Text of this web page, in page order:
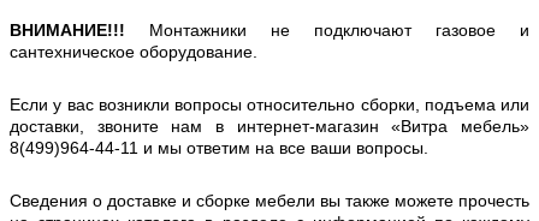
ВНИМАНИЕ!!! Монтажники не подключают газовое и
сантехническое оборудование.
Если у вас возникли вопросы относительно сборки, подъема или
доставки, звоните нам в интернет-магазин «Витра мебель»
8(499)964-44-11 и мы ответим на все ваши вопросы.
Сведения о доставке и сборке мебели вы также можете прочесть